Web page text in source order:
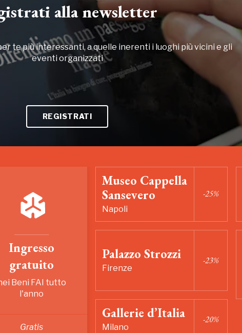
alla newsletter
te più interessanti, a quelle inerenti i luoghi più vicini e gli
eventi organizzati
REGISTRATI
Ingresso
gratuito
Beni FAI tutto
l'anno
Gratis
Museo Cappella
Sansevero
Napoli
-25%
Palazzo Strozzi
Firenze
-23%
Gallerie d’Italia
Milano
-20%